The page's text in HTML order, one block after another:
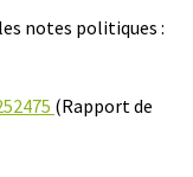
notes politiques :
(Rapport de